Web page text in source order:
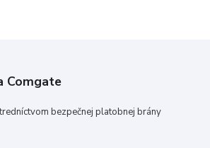
Comgate
bezpečnej platobnej brány